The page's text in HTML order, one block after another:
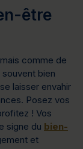
être
comme de
bien
laisser envahir
Posez vos
! Vos
signe du bien-
et